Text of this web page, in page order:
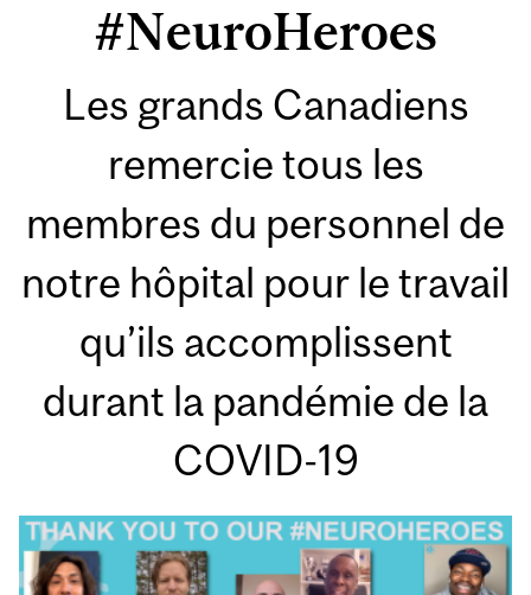
#NeuroHeroes
Les grands Canadiens
remercie tous les
membres du personnel de
notre hôpital pour le travail
qu’ils accomplissent
durant la pandémie de la
COVID-19